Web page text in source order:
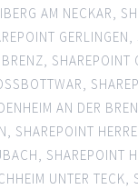
AM NECKAR,
GERLINGEN,
, SHAREPOINT
,
AN DER
, SHAREPOINT
, SHAREPOINT
UNTER TECK,